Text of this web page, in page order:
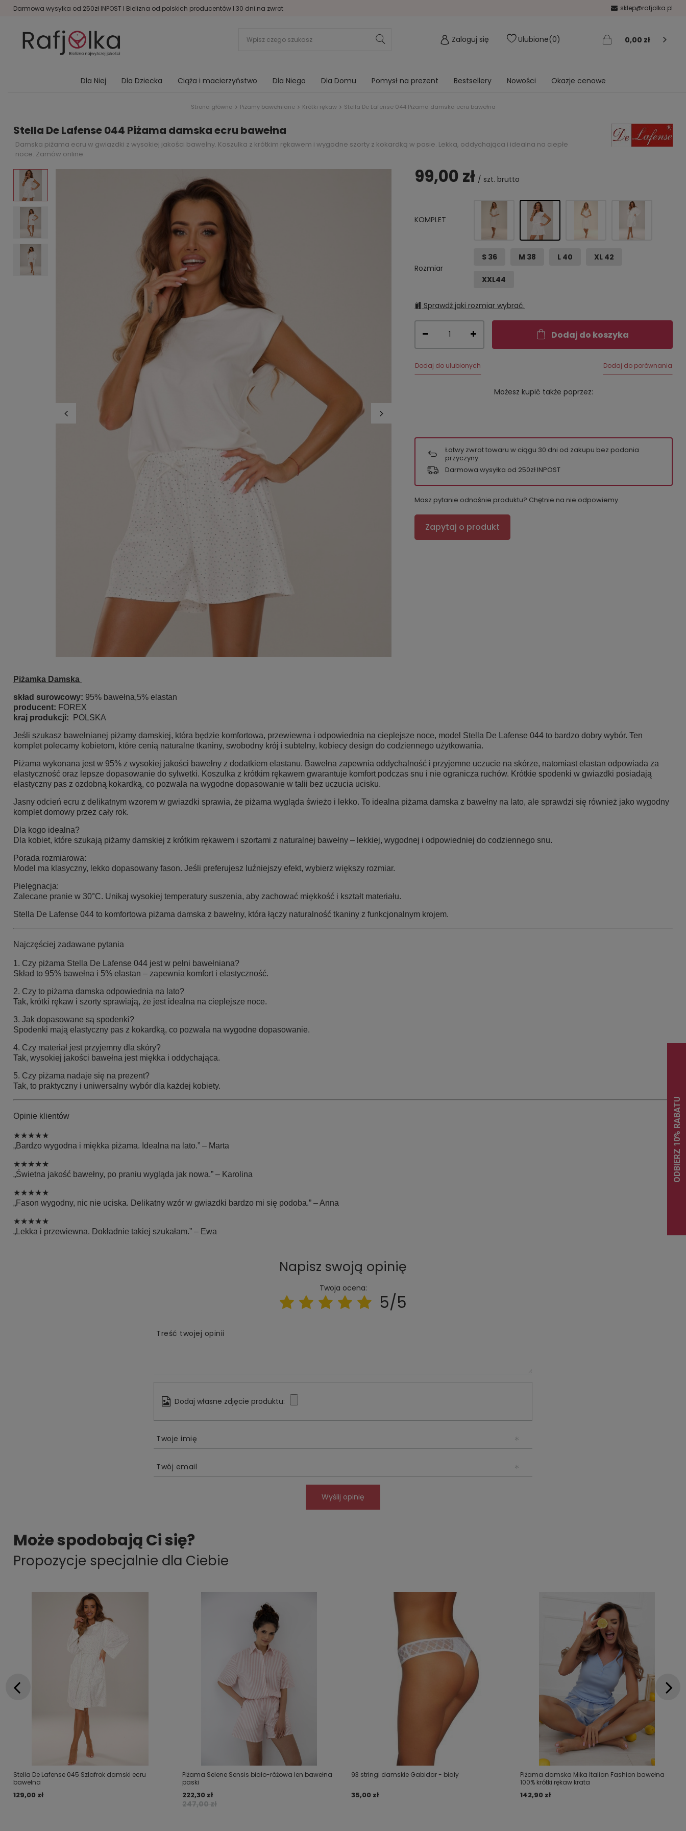
Darmowa wysyłka od 250zł INPOST I Bielizna od polskich producentów I 30 dni na zwrot sklep@rafjolka.pl
Zaloguj się Ulubione 0 0,00 zł
Dla Niej Dla Dziecka Ciąża i macierzyństwo Dla Niego Dla Domu Pomysł na prezent Bestsellery Nowości Okazje cenowe
Strona główna Piżamy bawełniane Krótki rękaw Stella De Lafense 044 Piżama damska ecru bawełna
Stella De Lafense 044 Piżama damska ecru bawełna
Damska piżama ecru w gwiazdki z wysokiej jakości bawełny. Koszulka z krótkim rękawem i wygodne szorty z kokardką w pasie. Lekka, oddychająca i idealna na ciepłe
noce. Zamów online.
99,00 zł / szt. brutto
KOMPLET
Rozmiar
S 36 M 38 L 40 XL 42
XXL44
Sprawdź jaki rozmiar wybrać.
Dodaj do koszyka
Dodaj do ulubionych Dodaj do porównania
Możesz kupić także poprzez:
Łatwy zwrot towaru w ciągu 30 dni od zakupu bez podania
przyczyny
Darmowa wysyłka od 250zł INPOST
Masz pytanie odnośnie produktu? Chętnie na nie odpowiemy.
Zapytaj o produkt
Piżamka Damska
skład surowcowy: 95% bawełna,5% elastan
producent: FOREX
kraj produkcji: POLSKA
Jeśli szukasz bawełnianej piżamy damskiej, która będzie komfortowa, przewiewna i odpowiednia na cieplejsze noce, model Stella De Lafense 044 to bardzo dobry wybór. Ten
komplet polecamy kobietom, które cenią naturalne tkaniny, swobodny krój i subtelny, kobiecy design do codziennego użytkowania.
Piżama wykonana jest w 95% z wysokiej jakości bawełny z dodatkiem elastanu. Bawełna zapewnia oddychalność i przyjemne uczucie na skórze, natomiast elastan odpowiada za
elastyczność oraz lepsze dopasowanie do sylwetki. Koszulka z krótkim rękawem gwarantuje komfort podczas snu i nie ogranicza ruchów. Krótkie spodenki w gwiazdki posiadają
elastyczny pas z ozdobną kokardką, co pozwala na wygodne dopasowanie w talii bez uczucia ucisku.
Jasny odcień ecru z delikatnym wzorem w gwiazdki sprawia, że piżama wygląda świeżo i lekko. To idealna piżama damska z bawełny na lato, ale sprawdzi się również jako wygodny
komplet domowy przez cały rok.
Dla kogo idealna?
Dla kobiet, które szukają piżamy damskiej z krótkim rękawem i szortami z naturalnej bawełny – lekkiej, wygodnej i odpowiedniej do codziennego snu.
Porada rozmiarowa:
Model ma klasyczny, lekko dopasowany fason. Jeśli preferujesz luźniejszy efekt, wybierz większy rozmiar.
Pielęgnacja:
Zalecane pranie w 30°C. Unikaj wysokiej temperatury suszenia, aby zachować miękkość i kształt materiału.
Stella De Lafense 044 to komfortowa piżama damska z bawełny, która łączy naturalność tkaniny z funkcjonalnym krojem.
Najczęściej zadawane pytania
1. Czy piżama Stella De Lafense 044 jest w pełni bawełniana?
Skład to 95% bawełna i 5% elastan – zapewnia komfort i elastyczność.
2. Czy to piżama damska odpowiednia na lato?
Tak, krótki rękaw i szorty sprawiają, że jest idealna na cieplejsze noce.
3. Jak dopasowane są spodenki?
Spodenki mają elastyczny pas z kokardką, co pozwala na wygodne dopasowanie.
4. Czy materiał jest przyjemny dla skóry?
Tak, wysokiej jakości bawełna jest miękka i oddychająca.
5. Czy piżama nadaje się na prezent?
Tak, to praktyczny i uniwersalny wybór dla każdej kobiety.
Opinie klientów
★★★★★
„Bardzo wygodna i miękka piżama. Idealna na lato.” – Marta
★★★★★
„Świetna jakość bawełny, po praniu wygląda jak nowa.” – Karolina
★★★★★
„Fason wygodny, nic nie uciska. Delikatny wzór w gwiazdki bardzo mi się podoba.” – Anna
★★★★★
„Lekka i przewiewna. Dokładnie takiej szukałam.” – Ewa
Napisz swoją opinię
Twoja ocena:
5/5
Treść twojej opinii
Dodaj własne zdjęcie produktu:
Twoje imię
Twój email
Wyślij opinię
Może spodobają Ci się?
Propozycje specjalnie dla Ciebie
Stella De Lafense 045 Szlafrok damski ecru
bawełna
129,00 zł
Piżama Selene Sensis biało-różowa len bawełna
paski
247,00 zł
222,30 zł
93 stringi damskie Gabidar - biały
35,00 zł
Piżama damska Mika Italian Fashion bawełna
100% krótki rękaw krata
142,90 zł